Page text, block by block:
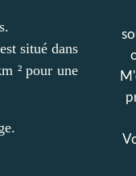
situé dans
² pour une